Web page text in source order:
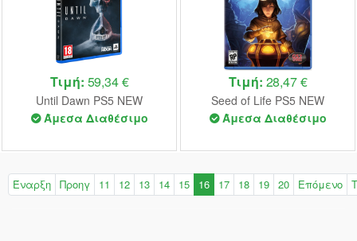
Τιμή: 59,34 €
Until Dawn PS5 NEW
Άμεσα Διαθέσιμο
Τιμή: 28,47 €
Seed of Life PS5 NEW
Άμεσα Διαθέσιμο
Έναρξη Προηγ 11 12 13 14 15 16 17 18 19 20 Επόμενο